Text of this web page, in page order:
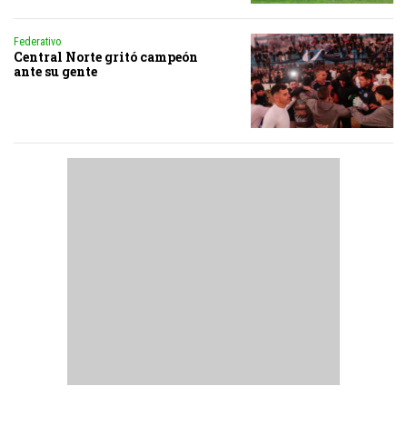
Federativo
Central Norte gritó campeón
ante su gente